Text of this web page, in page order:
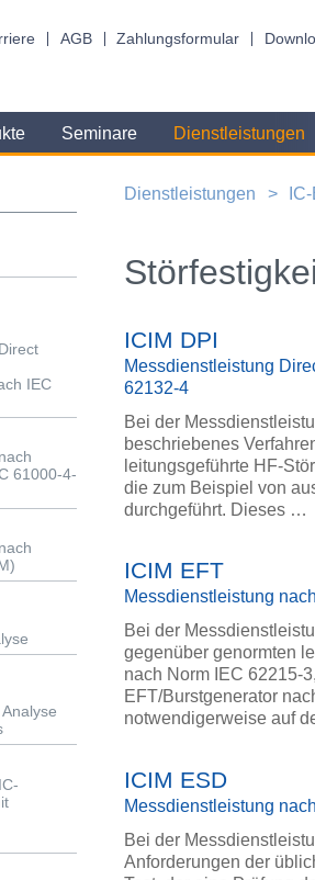
AGB Zahlungsformular
Seminare Dienstleistungen
IEC
61000-4-
Dienstleistungen
ICIM DPI
Messdienstleistung
62132-4
Bei der
beschriebenes
leitungsgeführte HF-
die zum Beispiel von
durchgeführt. Dieses …
ICIM EFT
Messdienstleistung
Bei der
gegenüber genormten
nach Norm IEC 62215-
EFT/Burstgenerator
notwendigerweise auf
ICIM ESD
Messdienstleistung
Bei der
Anforderungen der